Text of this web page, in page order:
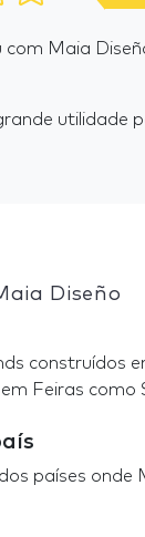
com Maia
utilidade
Diseño
construídos
Feiras como
países onde